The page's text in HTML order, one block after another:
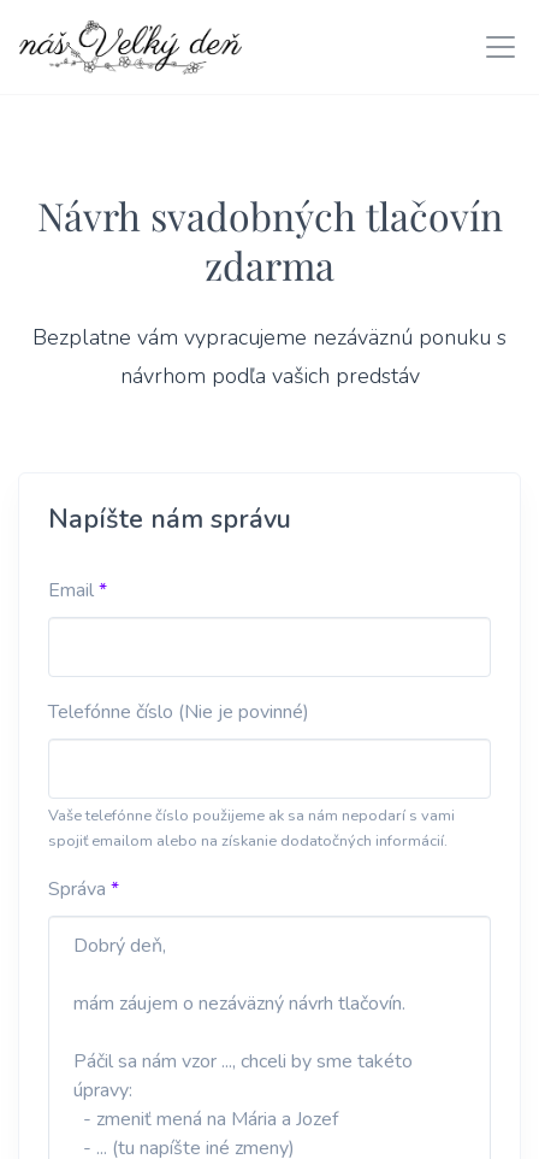
Návrh svadobných tlačovín
zdarma
Bezplatne vám vypracujeme nezáväznú ponuku s
návrhom podľa vašich predstáv
Napíšte nám správu
Email
Telefónne číslo (Nie je povinné)
Vaše telefónne číslo použijeme ak sa nám nepodarí s vami
spojiť emailom alebo na získanie dodatočných informácií.
Správa